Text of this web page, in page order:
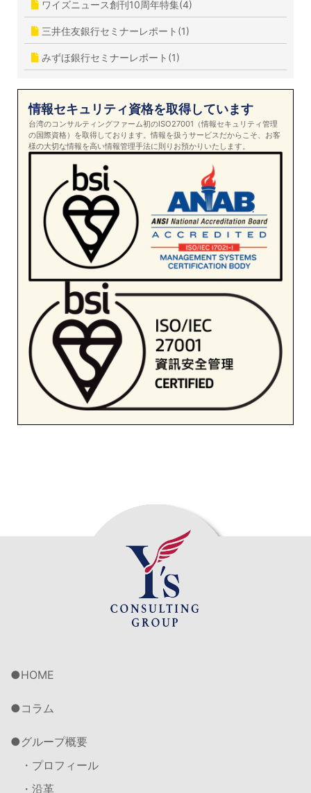
ワイズニュース創刊10周年特集(4)
三井住友銀行セミナーレポート(1)
みずほ銀行セミナーレポート(1)
情報セキュリティ資格を取得しています
台湾のコンサルティングファーム初のISO27001（情報セキュリティ管理
の国際資格）を取得しております。情報を扱うサービスだからこそ、お客
様の大切な情報を高い情報管理手法に則りお預かりいたします。
HOME
コラム
グループ概要
・プロフィール
・沿革